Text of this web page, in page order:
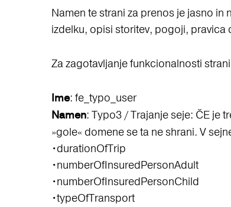
Namen te strani za prenos je jasno
izdelku, opisi storitev, pogoji,
Za zagotavljanje funkcionalnosti
Ime: fe_typo_user
Namen: Typo3 / Trajanje seje: ČE je
»gole« domene se ta ne shrani. V
•durationOfTrip
•numberOfInsuredPersonAdult
•numberOfInsuredPersonChild
•typeOfTransport